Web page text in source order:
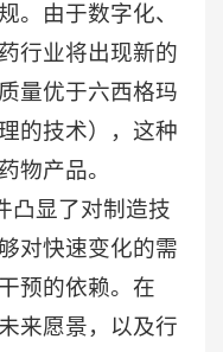
。由于数字化、
行业将出现新的
量优于六西格玛
的技术），这种
物产品。
凸显了对制造技
对快速变化的需
预的依赖。在
来愿景，以及行